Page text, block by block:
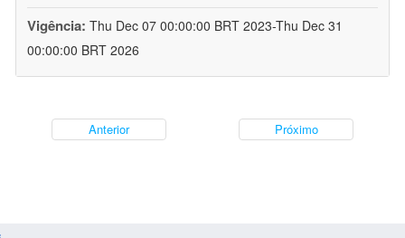
Vigência: Thu Dec 07 00:00:00 BRT 2023-Thu Dec 31
00:00:00 BRT 2026
Anterior Próximo